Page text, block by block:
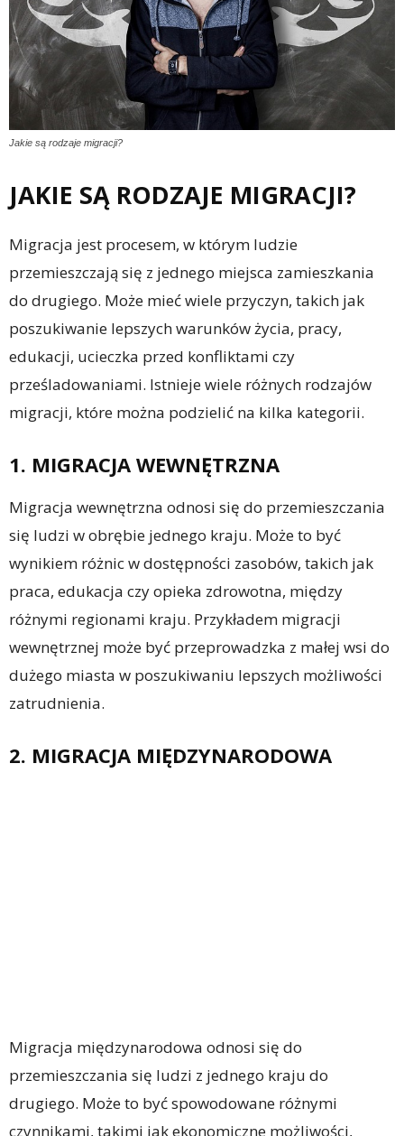
Jakie są rodzaje migracji?
JAKIE SĄ RODZAJE MIGRACJI?
Migracja jest procesem, w którym ludzie
przemieszczają się z jednego miejsca zamieszkania
do drugiego. Może mieć wiele przyczyn, takich jak
poszukiwanie lepszych warunków życia, pracy,
edukacji, ucieczka przed konfliktami czy
prześladowaniami. Istnieje wiele różnych rodzajów
migracji, które można podzielić na kilka kategorii.
1. MIGRACJA WEWNĘTRZNA
Migracja wewnętrzna odnosi się do przemieszczania
się ludzi w obrębie jednego kraju. Może to być
wynikiem różnic w dostępności zasobów, takich jak
praca, edukacja czy opieka zdrowotna, między
różnymi regionami kraju. Przykładem migracji
wewnętrznej może być przeprowadzka z małej wsi do
dużego miasta w poszukiwaniu lepszych możliwości
zatrudnienia.
2. MIGRACJA MIĘDZYNARODOWA
Migracja międzynarodowa odnosi się do
przemieszczania się ludzi z jednego kraju do
drugiego. Może to być spowodowane różnymi
czynnikami, takimi jak ekonomiczne możliwości,